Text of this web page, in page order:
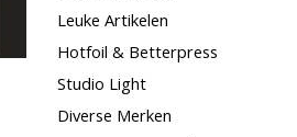
Leuke Artikelen
Hotfoil & Betterpress
Studio Light
Diverse Merken